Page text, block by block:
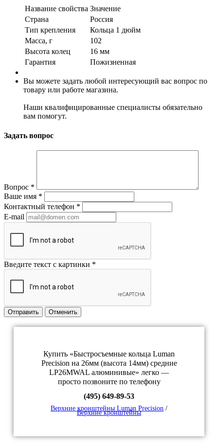
Название свойства Значение
Страна
Россия
Тип крепления
Кольца 1 дюйм
Масса, г
102
Высота колец
16 мм
Гарантия
Пожизненная
Вы можете задать любой интересующий вас вопрос по
товару или работе магазина.
Наши квалифицированные специалисты обязательно
вам помогут.
Задать вопрос
Вопрос *
Ваше имя *
Контактный телефон *
E-mail
Введите текст с картинки *
Отправить Отменить
Купить «Быстросъемные кольца Luman
Precision на 26мм (высота 14мм) средние
LP26MWAL алюминивые» легко —
просто позвоните по телефону
(495) 649-89-53
Верхние кронштейны Luman Precision /
Верхние кронштейны